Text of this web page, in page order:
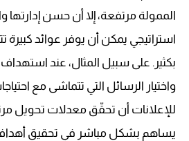
الممولة مرتفعة، إلا أن حسن
استراتيجي يمكن أن يوفر عوائد كبيرة
بكثير. على سبيل المثال، عند
واختيار الرسائل التي تتماشى مع
للإعلانات أن تحقّق معدلات تحويل
يساهم بشكل مباشر في تحقيق